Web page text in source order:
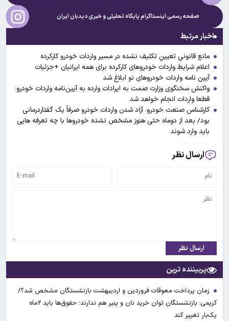
صفحه رسمی اینستاگرام پایگاه تحلیلی و خبریدیدبان ایران
اخبار مرتبط
مانع قانونیِ تعیینِ تکلیف نشده در مسیر واردات خودرو کارکرده
اعلام شرایط واردات خودروهای کارکرده برای همه ایرانیان +جزئیات
آیین نامه واردات خودروهای نو ابلاغ شد
واکنش سخنگوی وزارت صمت به ایرادات وارده به آیین‌نامه واردات خودرو:
قطعا واردات انجام خواهد شد
کارشناس صنعت خودرو: آزاد شدن واردات خودرو صرفاً یک گفتاردرمانی
بود/ بعد از دوماه حتی هنوز مشخص نشده خودروها با چه تعرفه هایی
باید وارد شوند
ارسال نظر
ارسال نظر
پربیننده ترین
زمان پرداخت معوقات فروردین و اردیبهشت بازنشستگان مشخص شد؟/
کریمی: بازنشستگان توان خرید نان و پنیر هم ندارند؛ حقوق‌ها باید ۲ماه
یک‌بار تغییر کند